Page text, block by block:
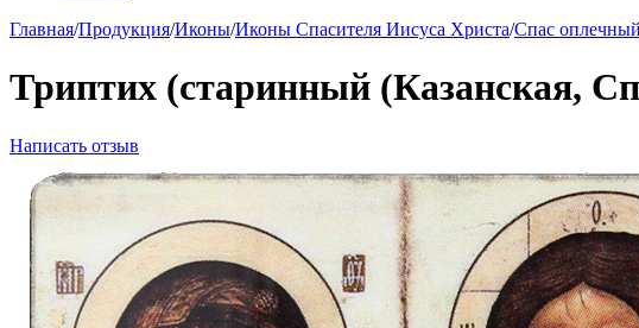
Главная/Продукция/Иконы/Иконы Спасителя Иисуса Христа/Спас оплечный
Триптих (старинный (Казанская,
Написать отзыв